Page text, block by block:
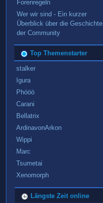
Forenregeln
Wer wir sind - Ein kurzer
Überblick über die Geschichte
der Community
Top Themenstarter
stalker
Igura
Phööö
Carani
Bellatrix
ArdinavonArkon
Wippi
Marc
Tsumetai
Xenomorph
Längste Zeit online